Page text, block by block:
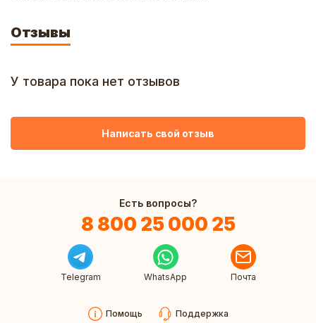
Отзывы
У товара пока нет отзывов
Написать свой отзыв
Есть вопросы?
8 800 25 000 25
Telegram WhatsApp Почта
Помощь Поддержка